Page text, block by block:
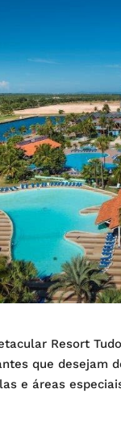
Resort
que desejam
e áreas